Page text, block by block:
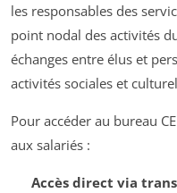
les responsables des
point nodal des activités
échanges entre élus et
activités sociales et
Pour accéder au bureau
aux salariés :
Accès direct via